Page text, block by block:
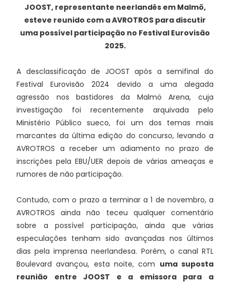
JOOST, representante neerlandês em Malmö,
esteve reunido com a AVROTROS para discutir
uma possível participação no Festival Eurovisão
2025.
A desclassificação de JOOST após a semifinal do
Festival Eurovisão 2024 devido a uma alegada
agressão nos bastidores da Malmö Arena, cuja
investigação foi recentemente arquivada pelo
Ministério Público sueco, foi um dos temas mais
marcantes da última edição do concurso, levando a
AVROTROS a receber um adiamento no prazo de
inscrições pela EBU/UER depois de várias ameaças e
rumores de não participação.
Contudo, com o prazo a terminar a 1 de novembro, a
AVROTROS ainda não teceu qualquer comentário
sobre a possível participação, ainda que várias
especulações tenham sido avançadas nos últimos
dias pela imprensa neerlandesa. Porém, o canal RTL
Boulevard avançou, esta noite, com uma suposta
reunião entre JOOST e a emissora para a